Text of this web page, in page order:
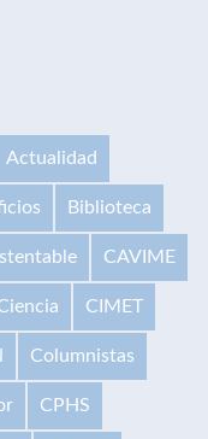
Actualidad
Biblioteca
CAVIME
CIMET
Columnistas
CPHS